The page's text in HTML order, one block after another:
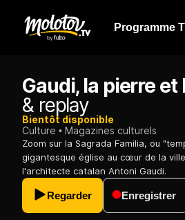
Programme
Gaudi, la pierre et
& replay
Bientôt disponible
Culture
Magazines culturels
Zoom sur la Sagrada Familia, ou
gigantesque église au cœur de la
l'architecte catalan Antoni Gaudi.
Regarder Enregistrer